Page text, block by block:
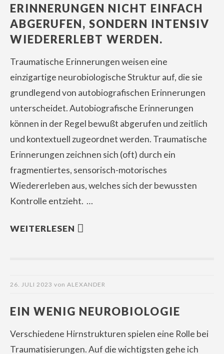
ERINNERUNGEN NICHT EINFACH
ABGERUFEN, SONDERN INTENSIV
WIEDERERLEBT WERDEN.
Traumatische Erinnerungen weisen eine
einzigartige neurobiologische Struktur auf, die sie
grundlegend von autobiografischen Erinnerungen
unterscheidet. Autobiografische Erinnerungen
können in der Regel bewußt abgerufen und zeitlich
und kontextuell zugeordnet werden. Traumatische
Erinnerungen zeichnen sich (oft) durch ein
fragmentiertes, sensorisch-motorisches
Wiedererleben aus, welches sich der bewussten
Kontrolle entzieht. …
WEITERLESEN
26. JULI 2023 von ALEXANDER
EIN WENIG NEUROBIOLOGIE
Verschiedene Hirnstrukturen spielen eine Rolle bei
Traumatisierungen. Auf die wichtigsten gehe ich